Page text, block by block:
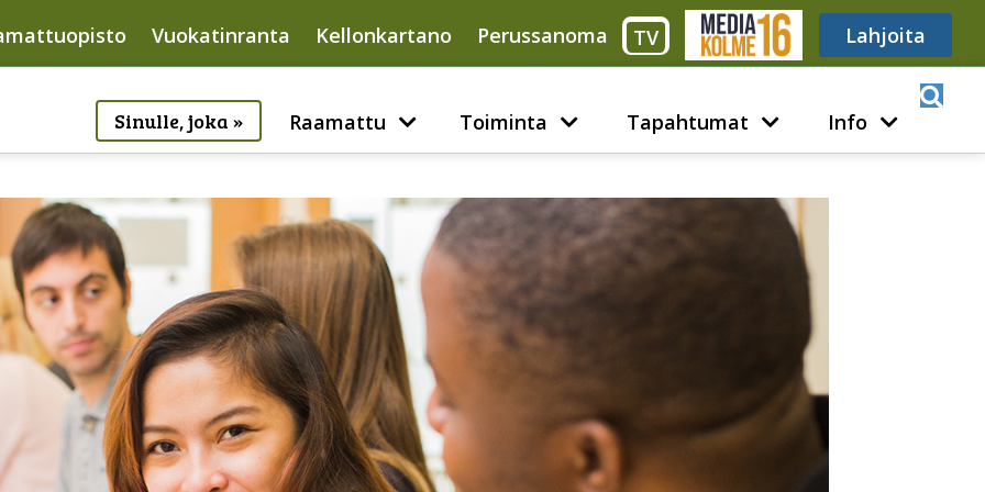
Vuokatinranta Kellonkartano Perussanoma TV Media316 Lahjoita
Sinulle, joka » Raamattu Toiminta Tapahtumat Info